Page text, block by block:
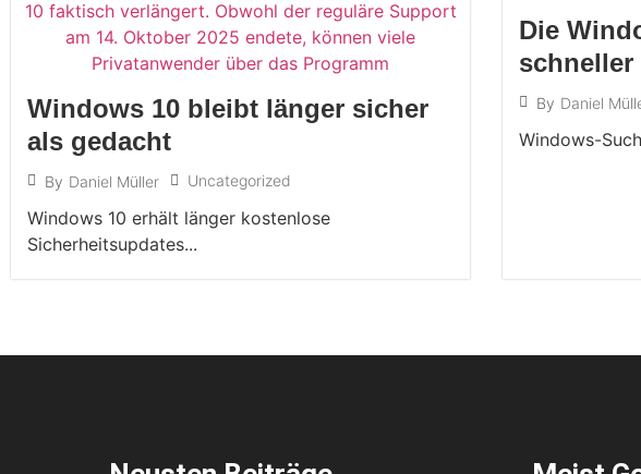
Windows 10 bleibt länger sicher
als gedacht
By Daniel Müller Uncategorized
Windows 10 erhält länger kostenlose
Sicherheitsupdates...
Die
By Daniel
Windows-